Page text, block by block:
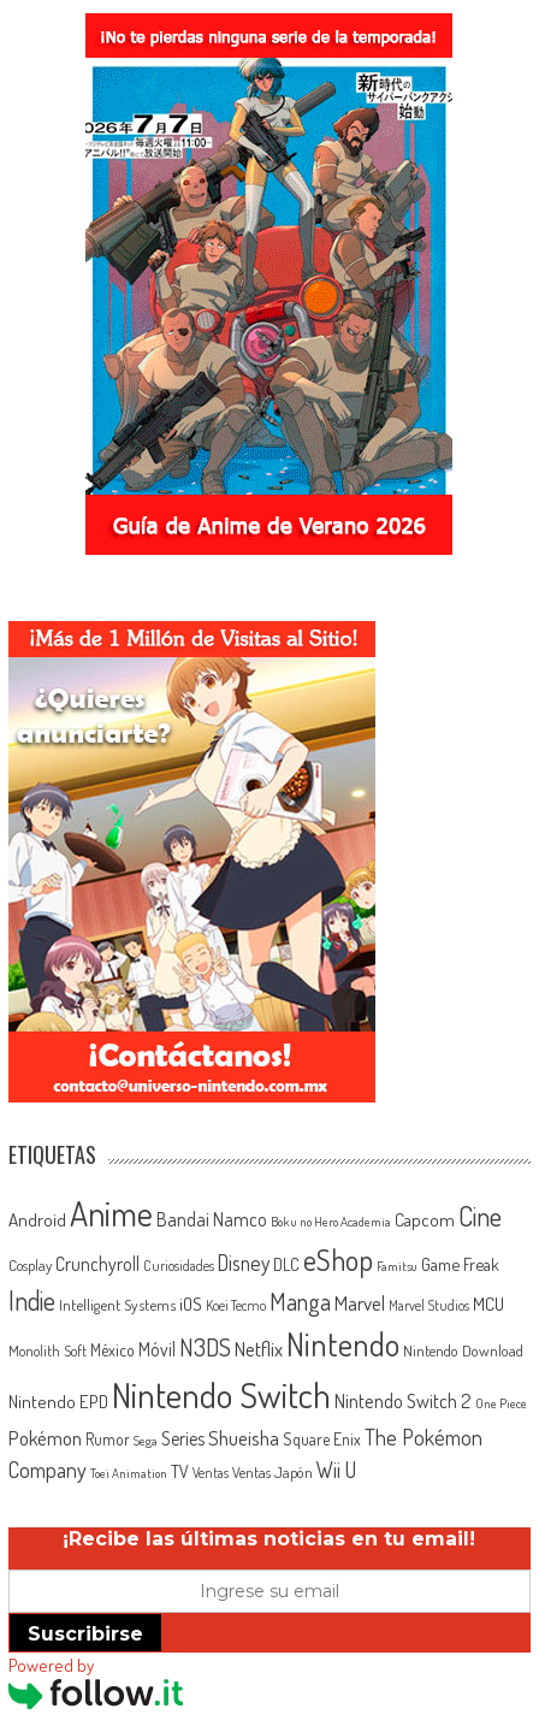
ETIQUETAS
Android Anime Bandai Namco Boku no Hero Academia Capcom Cine
Cosplay Crunchyroll Curiosidades Disney DLC eShop Famitsu Game Freak
Indie Intelligent Systems iOS Koei Tecmo MangaMarvel Marvel Studios MCU
Monolith Soft México Móvil N3DSNetflix Nintendo Nintendo Download
Nintendo EPD Nintendo Switch Nintendo Switch 2 One Piece
Pokémon Rumor Sega SeriesShueisha Square EnixThe Pokémon
Company Toei Animation TV Ventas Ventas Japón Wii U
¡Recibe las últimas noticias en tu email!
Suscribirse
Powered by